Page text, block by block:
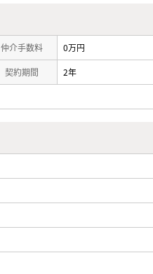
仲介手数料 0万円
契約期間 2年